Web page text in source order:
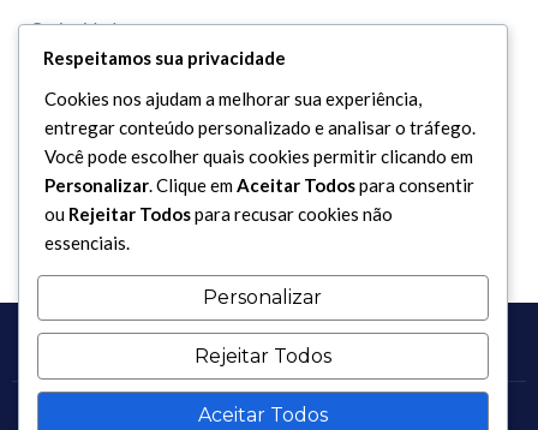
Curiosidades
Dicionário Islâmico
Downloads
Copyright 2017 - 2026 / Todos os direitos reservados.
Respeitamos sua privacidade
Cookies nos ajudam a melhorar sua experiência,
entregar conteúdo personalizado e analisar o tráfego.
Você pode escolher quais cookies permitir clicando em
Personalizar. Clique emAceitar Todospara consentir
ou Rejeitar Todospara recusar cookies não
essenciais.
Personalizar
Rejeitar Todos
Aceitar Todos